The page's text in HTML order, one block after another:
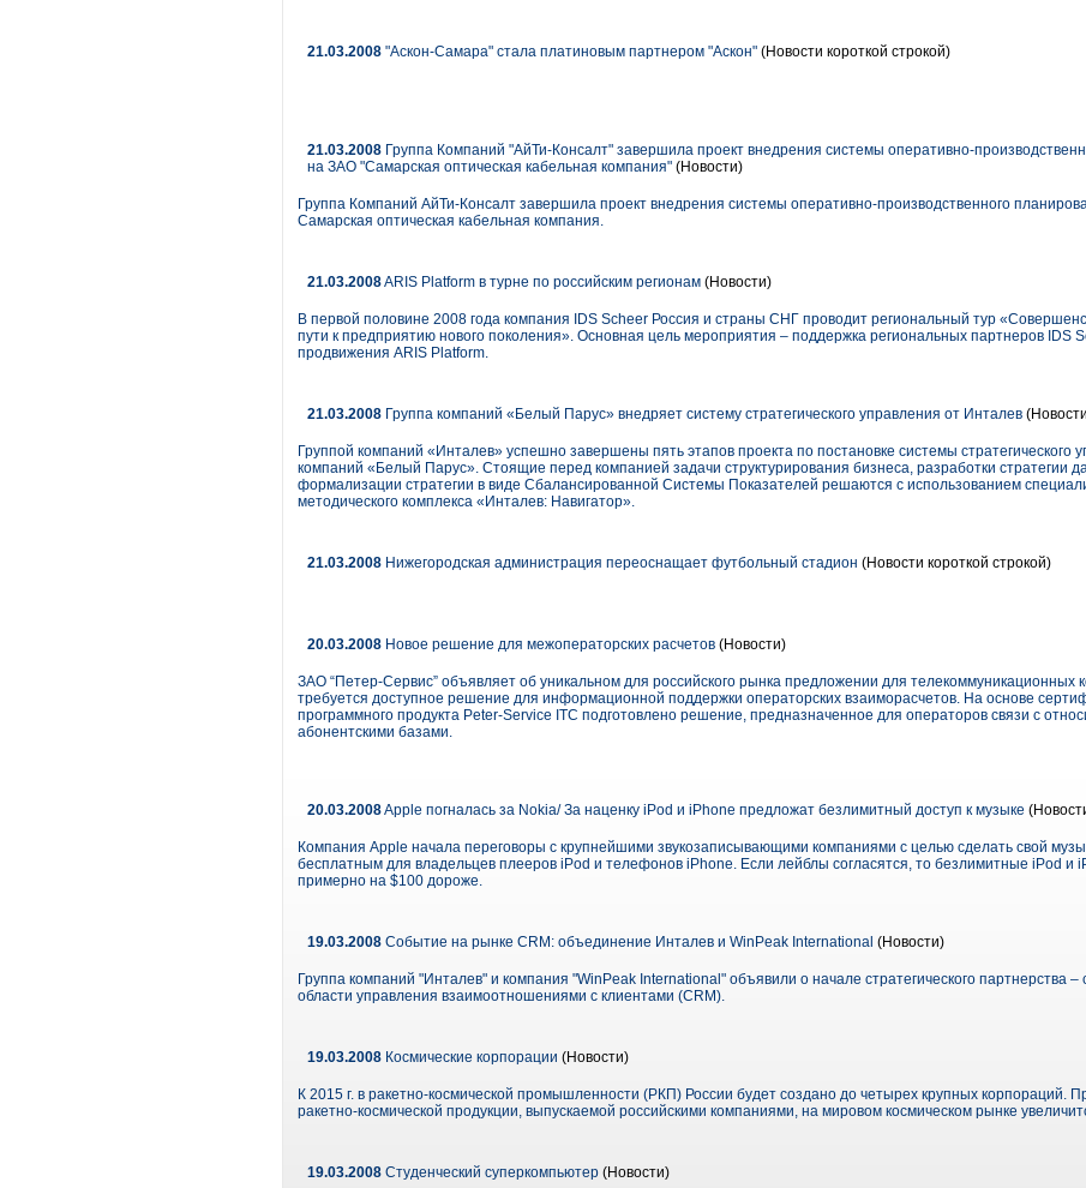
21.03.2008 "Аскон-Самара" стала платиновым партнером "Аскон" (Новости короткой строкой)
21.03.2008 Группа Компаний "АйТи-Консалт" завершила проект внедрения системы оперативно-
на ЗАО "Самарская оптическая кабельная компания" (Новости)
Группа Компаний АйТи-Консалт завершила проект внедрения системы оперативно-производственного
Самарская оптическая кабельная компания.
21.03.2008ARIS Platform в турне по российским регионам (Новости)
В первой половине 2008 года компания IDS Scheer Россия и страны СНГ проводит региональный тур
пути к предприятию нового поколения». Основная цель мероприятия – поддержка региональных партнеров IDS
продвижения ARIS Platform.
21.03.2008 Группа компаний «Белый Парус» внедряет систему стратегического управления от Инталев
Группой компаний «Инталев» успешно завершены пять этапов проекта по постановке системы стратегического
компаний «Белый Парус». Стоящие перед компанией задачи структурирования бизнеса, разработки стратегии
формализации стратегии в виде Сбалансированной Системы Показателей решаются с использованием
методического комплекса «Инталев: Навигатор».
21.03.2008 Нижегородская администрация переоснащает футбольный стадион (Новости короткой строкой)
20.03.2008 Новое решение для межоператорских расчетов (Новости)
ЗАО “Петер-Сервис” объявляет об уникальном для российского рынка предложении для телекоммуникационных
требуется доступное решение для информационной поддержки операторских взаиморасчетов. На основе
программного продукта Peter-Service ITC подготовлено решение, предназначенное для операторов связи с
абонентскими базами.
20.03.2008Apple погналась за Nokia/ За наценку iPod и iPhone предложат безлимитный доступ к музыке
Компания Apple начала переговоры с крупнейшими звукозаписывающими компаниями с целью сделать свой
бесплатным для владельцев плееров iPod и телефонов iPhone. Если лейблы согласятся, то безлимитные iPod и
примерно на $100 дороже.
19.03.2008 Событие на рынке CRM: объединение Инталев и WinPeak International (Новости)
Группа компаний "Инталев" и компания "WinPeak International" объявили о начале стратегического партнерства –
области управления взаимоотношениями с клиентами (CRM).
19.03.2008 Космические корпорации (Новости)
К 2015 г. в ракетно-космической промышленности (РКП) России будет создано до четырех крупных корпораций.
ракетно-космической продукции, выпускаемой российскими компаниями, на мировом космическом рынке
19.03.2008 Студенческий суперкомпьютер (Новости)